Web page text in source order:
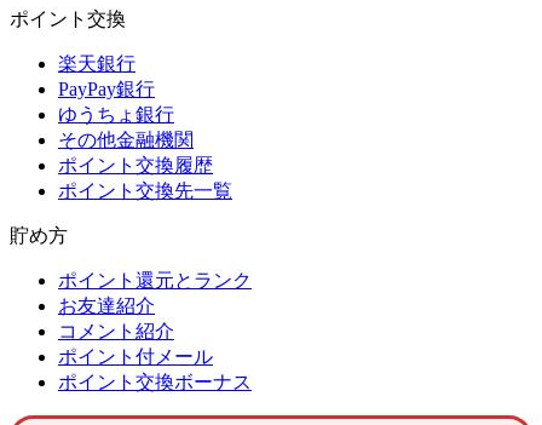
ポイント交換
楽天銀行
PayPay銀行
ゆうちょ銀行
その他金融機関
ポイント交換履歴
ポイント交換先一覧
貯め方
ポイント還元とランク
お友達紹介
コメント紹介
ポイント付メール
ポイント交換ボーナス